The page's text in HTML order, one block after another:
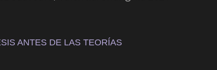
ANTES DE LAS TEORÍAS